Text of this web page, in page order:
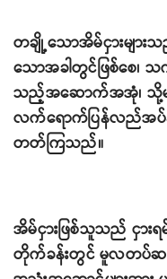
တချို့သောအိမ်ငှားမျာ
သောအခါတွင်ဖြစ်စေ၊
သည့်အဆောက်အအုံ၊ သို့
လက်ရောက်ပြန်လည်အပ်နှံခ
တတ်ကြသည်။
အိမ်ငှားဖြစ်သူသည် ငှ
တိုက်ခန်းတွင် မူလတပ်ဆင်